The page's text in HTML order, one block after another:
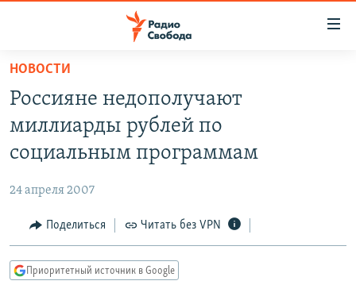
упрощенного
доступа
основному
Вернутся
Вернутся
АВТОРСКИЕ ПРОЕКТЫ
МНЕНИЯ
КУЛЬТУРА
КАВКАЗ.РЕАЛИИ
НОВОСТИ
Россияне недополучают
миллиарды рублей по
социальным программам
24 апреля 2007
Поделиться Читать без VPN
Приоритетный источник в Google